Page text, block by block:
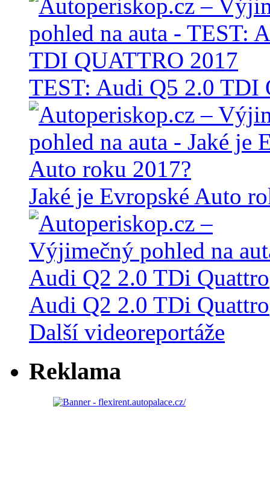
TEST: Audi Q5 2.0 TDI
Jaké je Evropské Auto
Audi Q2 2.0 TDi Quattro
Další videoreportáže
Reklama